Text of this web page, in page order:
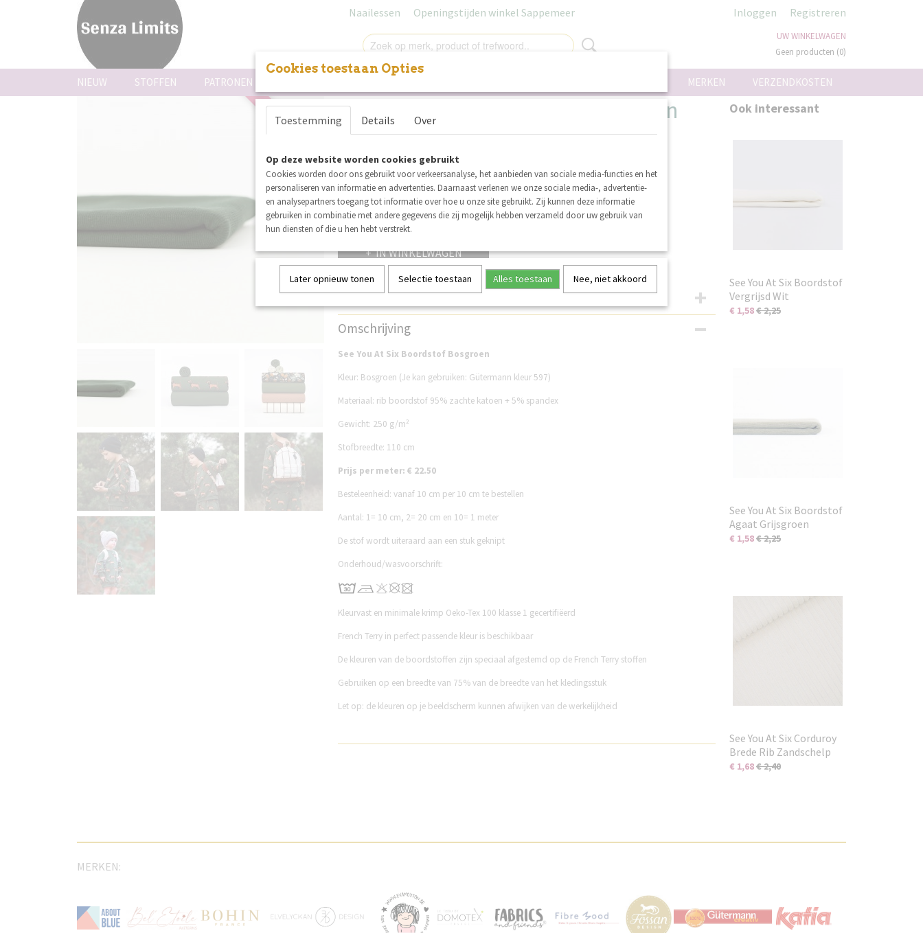
Naailessen Openingstijden winkel Sappemeer Inloggen Registreren
UW WINKELWAGEN
Geen producten (0)
VERZENDKOSTEN
MERKEN
NIEUW STOFFEN PATRONEN
SALE
See You At Six Boordstof Bosgroen
€ 2,25 € 1,46
✓Op voorraad
Aantal
IN WINKELWAGEN
Specificaties
Productcode
Omschrijving
See You At Six Boordstof Bosgroen
Kleur: Bosgroen (Je kan gebruiken: Gütermann kleur 597)
Materiaal: rib boordstof 95% zachte katoen + 5% spandex
Gewicht: 250 g/m²
Stofbreedte: 110 cm
Prijs per meter: € 22.50
Besteleenheid: vanaf 10 cm per 10 cm te bestellen
Aantal: 1= 10 cm, 2= 20 cm en 10= 1 meter
De stof wordt uiteraard aan een stuk geknipt
Onderhoud/wasvoorschrift:
Kleurvast en minimale krimp Oeko-Tex 100 klasse 1 gecertifiëerd
French Terry in perfect passende kleur is beschikbaar
De kleuren van de boordstoffen zijn speciaal afgestemd op de French Terry stoffen
Gebruiken op een breedte van 75% van de breedte van het kledingsstuk
Let op: de kleuren op je beeldscherm kunnen afwijken van de werkelijkheid
Ook interessant
See You At Six Boordstof
Vergrijsd Wit
€ 1,58€ 2,25
See You At Six Boordstof
Agaat Grijsgroen
€ 1,58€ 2,25
See You At Six Corduroy
Brede Rib Zandschelp
€ 1,68€ 2,40
MERKEN:
Cookies toestaan Opties
Toestemming Details Over
Op deze website worden cookies gebruikt
Cookies worden door ons gebruikt voor verkeersanalyse, het aanbieden van sociale media-functies en het
personaliseren van informatie en advertenties. Daarnaast verlenen we onze sociale media-, advertentie-
en analysepartners toegang tot informatie over hoe u onze site gebruikt. Zij kunnen deze informatie
gebruiken in combinatie met andere gegevens die zij mogelijk hebben verzameld door uw gebruik van
hun diensten of die u hen hebt verstrekt.
Later opnieuw tonen Selectie toestaan Alles toestaan Nee, niet akkoord